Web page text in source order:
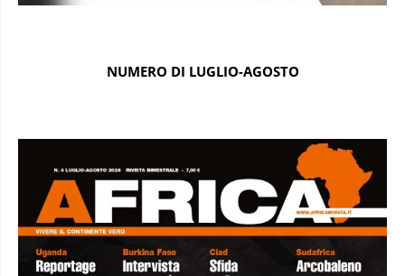
NUMERO DI LUGLIO-AGOSTO